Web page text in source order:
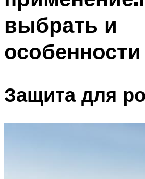
выбрать и
особенности
Защита для